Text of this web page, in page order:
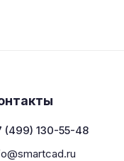
(499) 130-55-48